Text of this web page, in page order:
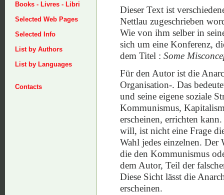
Books - Livres - Libri
Selected Web Pages
Selected Info
List by Authors
List by Languages
Contacts
Dieser Text ist
Nettlau zugeschrieben
Wie von ihm selber in
sich um eine Konferenz,
dem Titel : Some
Für den Autor ist die
Organisation-. Das
und seine eigene soziale
Kommunismus,
erscheinen, errichten
will, ist nicht eine Frage
Wahl jedes einzelnen. Der
die den Kommunismus
dem Autor, Teil der
Diese Sicht lässt die
erscheinen.